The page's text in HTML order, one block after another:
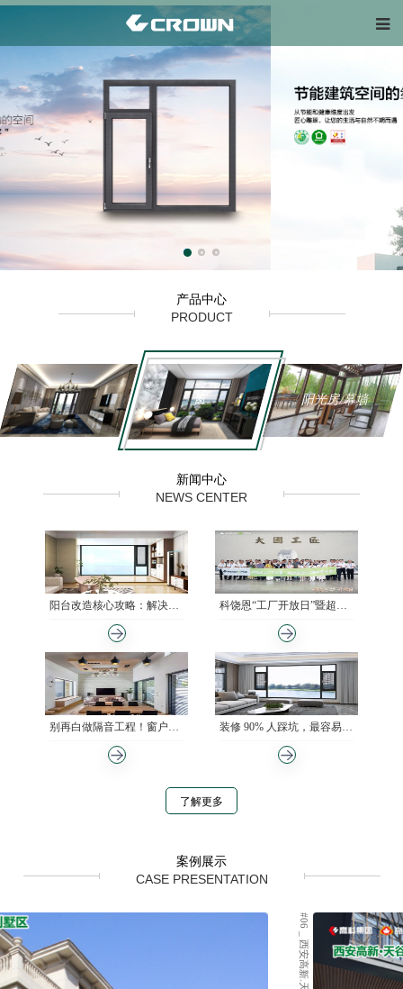
产品中心
PRODUCT
门 窗 阳光房/幕墙
新闻中心
NEWS CENTER
阳台改造核心攻略：解决门窗漏风，打造居家观景台 科饶恩“工厂开放日”暨超低能耗门窗财富峰会圆满举行
别再白做隔音工程！窗户才是降噪关键点 装修 90% 人踩坑，最容易忽略的居然是它
了解更多
案例展示
CASE PRESENTATION